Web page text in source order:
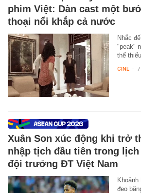
phim Việt: Dàn cast một
thoại nổi khắp cả nước
Nhắc
"peak"
thể
CINE -
Xuân Son xúc động khi trở
nhập tịch đầu tiên trong
đội trưởng ĐT Việt Nam
đeo